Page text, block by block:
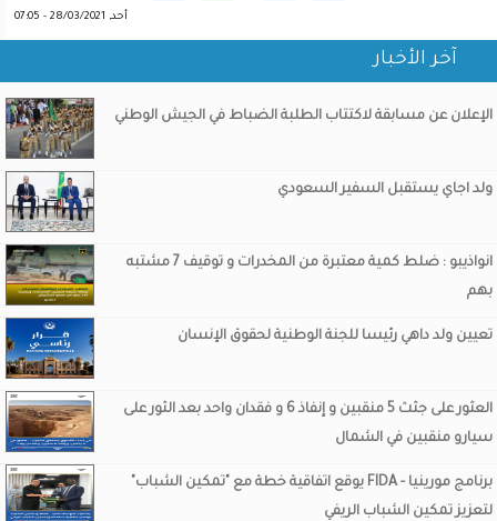
أحد, 28/03/2021 - 07:05
آخر الأخبار
الإعلان عن مسابقة لاكتتاب الطلبة الضباط في الجيش الوطني
ولد اجاي يستقبل السفير السعودي
انواذيبو : ضلط كمية معتبرة من المخدرات و توقيف 7 مشتبه
بهم
تعيين ولد داهي رئيسا للجنة الوطنية لحقوق الإنسان
العثور على جثث 5 منقبين و إنفاذ 6 و فقدان واحد بعد الثور على
سيارو منقبين في الشمال
برنامج مورينيا - FIDA يوقع اتفاقية خطة مع "تمكين الشباب"
لتعزيز تمكين الشباب الريفي